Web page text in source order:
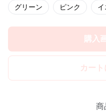
グリーン ピンク
購入
カー
商